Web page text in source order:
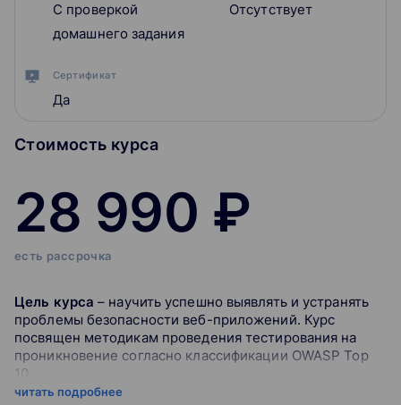
С проверкой
домашнего задания
Отсутствует
Сертификат
Да
Стоимость курса
28 990 ₽
есть рассрочка
Цель курса– научить успешно выявлять и устранять
проблемы безопасности веб-приложений. Курс
посвящен методикам проведения тестирования на
проникновение согласно классификации OWASP Top
10.
читать подробнее